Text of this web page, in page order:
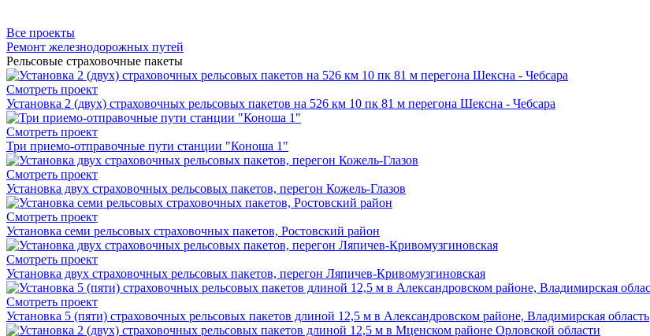
Все проекты
Ремонт железнодорожных путей
Рельсовые страховочные пакеты
Смотреть проект
Установка 2 (двух) страховочных рельсовых пакетов на 526 км 10 пк 81 м перегона Шексна - Чебсара
Смотреть проект
Три приемо-отправочные пути станции "Коноша 1"
Смотреть проект
Установка двух страховочных рельсовых пакетов, перегон Кожель-Глазов
Смотреть проект
Установка семи рельсовых страховочных пакетов, Ростовский район
Смотреть проект
Установка двух страховочных рельсовых пакетов, перегон Ляпичев-Кривомузгиновская
Смотреть проект
Установка 5 (пяти) страховочных рельсовых пакетов длиной 12,5 м в Александровском районе, Владимирская область